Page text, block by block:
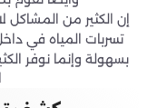
إن الكثير من
تسربات المياه في
بسهولة وإنما نوفر